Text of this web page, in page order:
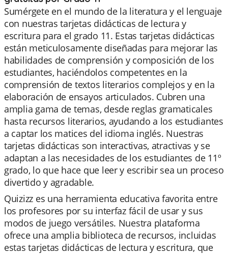
Sumérgete en el mundo de la literatura y el lenguaje
con nuestras tarjetas didácticas de lectura y
escritura para el grado 11. Estas tarjetas didácticas
están meticulosamente diseñadas para mejorar las
habilidades de comprensión y composición de los
estudiantes, haciéndolos competentes en la
comprensión de textos literarios complejos y en la
elaboración de ensayos articulados. Cubren una
amplia gama de temas, desde reglas gramaticales
hasta recursos literarios, ayudando a los estudiantes
a captar los matices del idioma inglés. Nuestras
tarjetas didácticas son interactivas, atractivas y se
adaptan a las necesidades de los estudiantes de 11º
grado, lo que hace que leer y escribir sea un proceso
divertido y agradable.
Quizizz es una herramienta educativa favorita entre
los profesores por su interfaz fácil de usar y sus
modos de juego versátiles. Nuestra plataforma
ofrece una amplia biblioteca de recursos, incluidas
estas tarjetas didácticas de lectura y escritura, que